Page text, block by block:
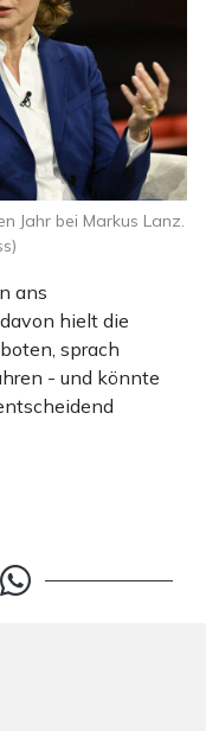
ans
hielt die
sprach
- und könnte
Jahr bei Markus Lanz.